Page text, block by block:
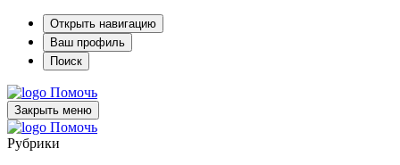
Открыть навигацию
Ваш профиль
Поиск
Помочь
Закрыть меню
Помочь
Рубрики